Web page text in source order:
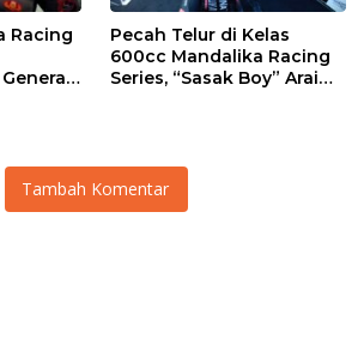
Racing
Pecah Telur di Kelas
600cc Mandalika Racing
Series, “Sasak Boy” Arai
Tambah Komentar